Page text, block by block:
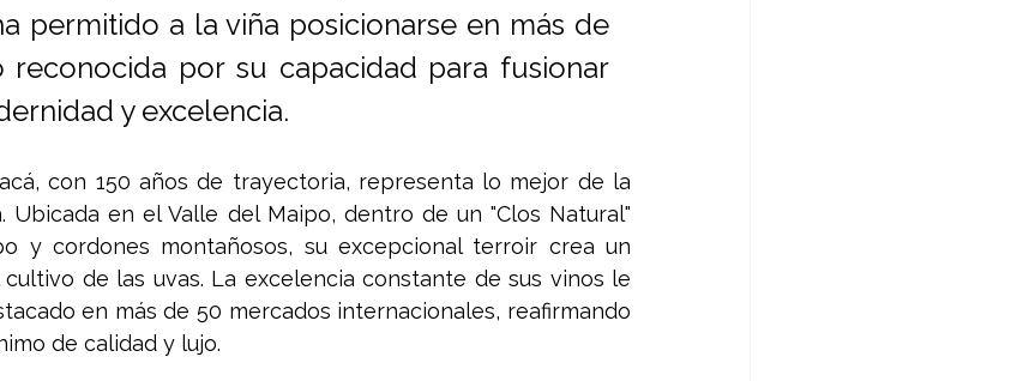
permitido a la viña posicionarse en más de
reconocida por su capacidad para fusionar
y excelencia.
con 150 años de trayectoria, representa lo mejor de la
Ubicada en el Valle del Maipo, dentro de un "Clos Natural"
y cordones montañosos, su excepcional terroir crea un
de las uvas. La excelencia constante de sus vinos le
en más de 50 mercados internacionales, reafirmando
de calidad y lujo.